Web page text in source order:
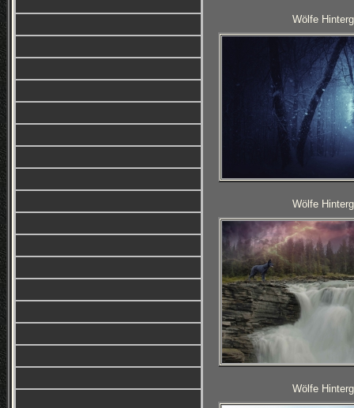
Wölfe
Wölfe
Wölfe